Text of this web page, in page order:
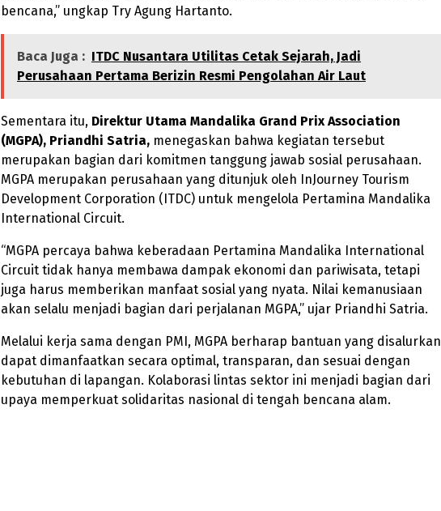
bencana,” ungkap Try Agung Hartanto.
Baca Juga : ITDC Nusantara Utilitas Cetak Sejarah, Jadi
Perusahaan Pertama Berizin Resmi Pengolahan Air Laut
Sementara itu, Direktur Utama Mandalika Grand Prix Association
(MGPA), Priandhi Satria, menegaskan bahwa kegiatan tersebut
merupakan bagian dari komitmen tanggung jawab sosial perusahaan.
MGPA merupakan perusahaan yang ditunjuk oleh InJourney Tourism
Development Corporation (ITDC) untuk mengelola Pertamina Mandalika
International Circuit.
“MGPA percaya bahwa keberadaan Pertamina Mandalika International
Circuit tidak hanya membawa dampak ekonomi dan pariwisata, tetapi
juga harus memberikan manfaat sosial yang nyata. Nilai kemanusiaan
akan selalu menjadi bagian dari perjalanan MGPA,” ujar Priandhi Satria.
Melalui kerja sama dengan PMI, MGPA berharap bantuan yang disalurkan
dapat dimanfaatkan secara optimal, transparan, dan sesuai dengan
kebutuhan di lapangan. Kolaborasi lintas sektor ini menjadi bagian dari
upaya memperkuat solidaritas nasional di tengah bencana alam.